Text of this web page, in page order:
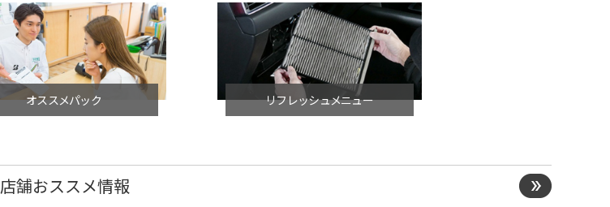
オススメパック リフレッシュメニュー
店舗おススメ情報